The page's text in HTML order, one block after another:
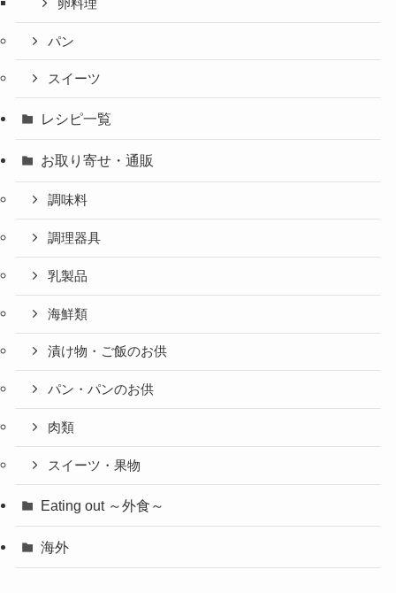
卵料理
パン
スイーツ
レシピ一覧
お取り寄せ・通販
調味料
調理器具
乳製品
海鮮類
漬け物・ご飯のお供
パン・パンのお供
肉類
スイーツ・果物
Eating out ～外食～
海外